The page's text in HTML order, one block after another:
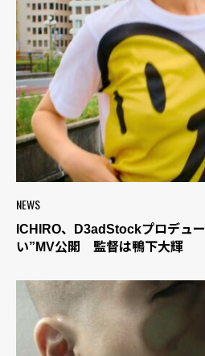
NEWS
ICHIRO、D3adStockプロデュ
い”MV公開 監督は鴨下大輝